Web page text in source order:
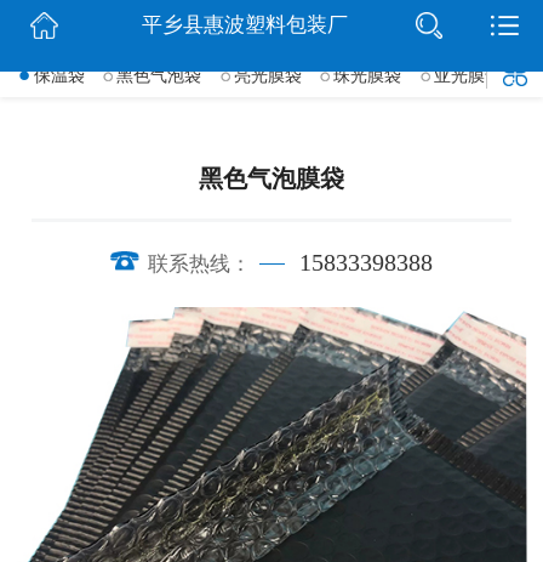
网站首页
联系我们
平乡县惠波塑料包装厂
保温袋 黑色气泡袋 亮光膜袋 珠光膜袋 亚光膜气泡袋
黑色气泡膜袋
联系热线： 15833398388